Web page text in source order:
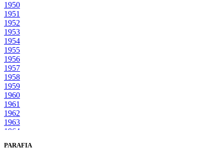
1950
1951
1952
1953
1954
1955
1956
1957
1958
1959
1960
1961
1962
1963
1964
1966
PARAFIA